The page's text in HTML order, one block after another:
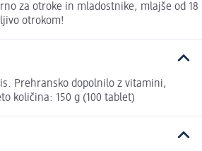
za otroke in mladostnike, mlajše od 18
otrokom!
Prehransko dopolnilo z vitamini,
količina: 150 g (100 tablet)